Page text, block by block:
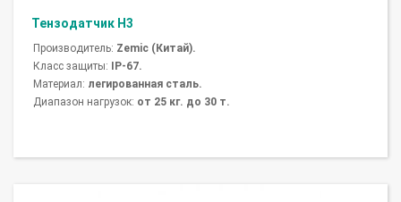
Тензодатчик H3
Производитель: Zemic (Китай).
Класс защиты:
IP-67.
Материал: легированная сталь.
Диапазон нагрузок: от 25 кг. до 30 т.